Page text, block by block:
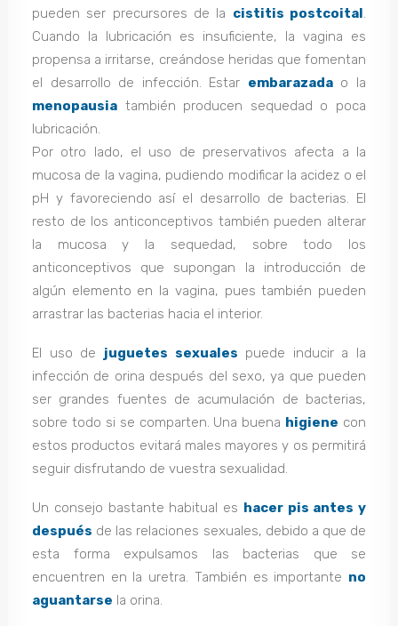
pueden ser precursores de la cistitis postcoital.
Cuando la lubricación es insuficiente, la vagina es
propensa a irritarse, creándose heridas que fomentan
el desarrollo de infección. Estar embarazadao la
menopausia también producen sequedad o poca
lubricación.
Por otro lado, el uso de preservativos afecta a la
mucosa de la vagina, pudiendo modificar la acidez o el
pH y favoreciendo así el desarrollo de bacterias. El
resto de los anticonceptivos también pueden alterar
la mucosa y la sequedad, sobre todo los
anticonceptivos que supongan la introducción de
algún elemento en la vagina, pues también pueden
arrastrar las bacterias hacia el interior.
El uso de juguetes sexuales puede inducir a la
infección de orina después del sexo, ya que pueden
ser grandes fuentes de acumulación de bacterias,
sobre todo si se comparten. Una buena higiene con
estos productos evitará males mayores y os permitirá
seguir disfrutando de vuestra sexualidad.
Un consejo bastante habitual es hacer pis antes y
después de las relaciones sexuales, debido a que de
esta forma expulsamos las bacterias que se
encuentren en la uretra. También es importante no
aguantarse la orina.